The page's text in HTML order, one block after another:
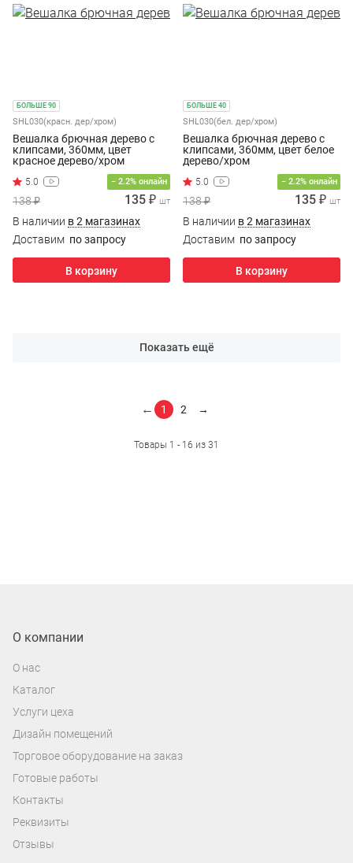
БОЛЬШЕ 90
SHL030(красн. дер/хром)
Вешалка брючная дерево с
клипсами, 360мм, цвет
красное дерево/хром
− 2.2% онлайн
138 ₽ 135 ₽ шт
В наличии в 2 магазинах
Доставим по запросу
В корзину
БОЛЬШЕ 40
SHL030(бел. дер/хром)
Вешалка брючная дерево с
клипсами, 360мм, цвет белое
дерево/хром
− 2.2% онлайн
138 ₽ 135 ₽ шт
В наличии в 2 магазинах
Доставим по запросу
В корзину
Показать ещё
Товары 1 - 16 из 31
← 1 2 →
О компании
О нас
Каталог
Услуги цеха
Дизайн помещений
Торговое оборудование на заказ
Готовые работы
Контакты
Реквизиты
Отзывы